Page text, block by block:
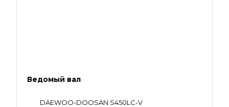
Ведомый вал
DAEWOO-DOOSAN S450LC-V